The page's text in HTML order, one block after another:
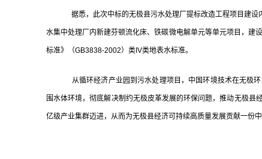
据悉，此次中标的无极县污水处理厂提标改造工程项目建设
水集中处理厂内新建芬顿流化床、铁碳微电解单元等单元项目，
标准》（GB3838-2002）类IV类地表水标准。
从循环经济产业园到污水处理项目，中国环境技术在无极
围水体环境，彻底解决制约无极皮革发展的环保问题，推动无极
亿级产业集群迈进，从而为无极县经济可持续高质量发展贡献一份中